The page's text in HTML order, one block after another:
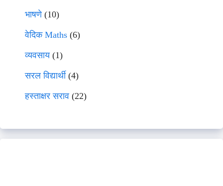
भाषणे(10)
वेदिक Maths (6)
व्यवसाय(1)
सरल विद्यार्थी(4)
हस्ताक्षर सराव (22)